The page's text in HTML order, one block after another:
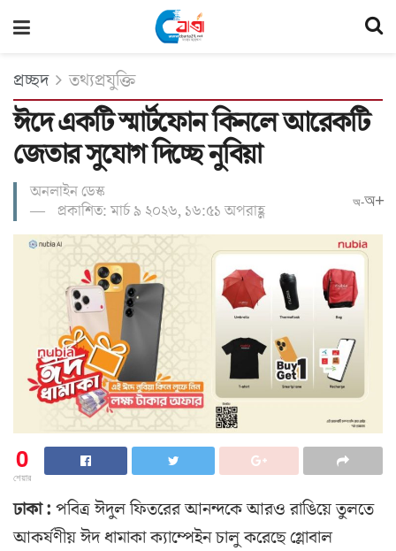
প্রচ্ছদ তথ্যপ্রযুক্তি
ঈদে একটি স্মার্টফোন কিনলে আরেকটি
জেতার সুযোগ দিচ্ছে নুবিয়া
অনলাইন ডেস্ক
প্রকাশিত: মার্চ ৯ ২০২৬, ১৬:৫১ অপরাহ্ণ
অ-অ+
0
শেয়ার
ঢাকা : পবিত্র ঈদুল ফিতরের আনন্দকে আরও রাঙিয়ে তুলতে
আকর্ষণীয় ঈদ ধামাকা ক্যাম্পেইন চালু করেছে গ্লোবাল